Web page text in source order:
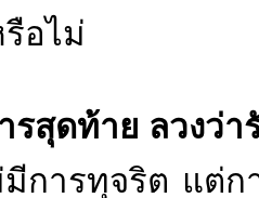
อไม่
าย ลวงว่ารัฐ
การทุจริต แต่